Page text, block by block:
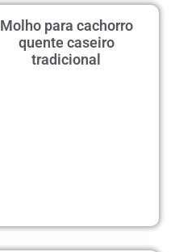
Molho para cachorro
quente caseiro
tradicional